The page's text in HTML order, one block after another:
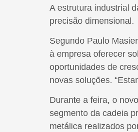
A estrutura industrial
precisão dimensional.
Segundo Paulo
à empresa oferecer
oportunidades de
novas soluções.
Durante a feira, o
segmento da cadeia
metálica realizados